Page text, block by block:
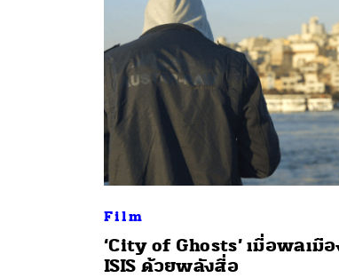
Film
‘City of Ghosts’ เมื่อพลเมื
ISIS ด้วยพลังสื่อ